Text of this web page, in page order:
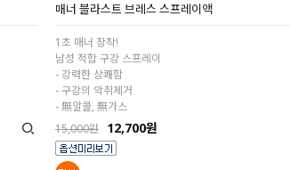
매너 블라스트 브레스 스프레이액
1초 매너 장착!
남성 적합 구강 스프레이
- 강력한 상쾌함
- 구강의 악취제거
- 無알콜, 無가스
15,000원 12,700원